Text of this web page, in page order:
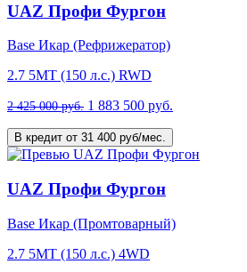
UAZ Профи Фургон
Base Икар (Рефрижератор)
2.7 5MT (150 л.с.) RWD
2 425 000 руб. 1 883 500 руб.
В кредит от 31 400 руб/мес.
UAZ Профи Фургон
Base Икар (Промтоварный)
2.7 5MT (150 л.с.) 4WD